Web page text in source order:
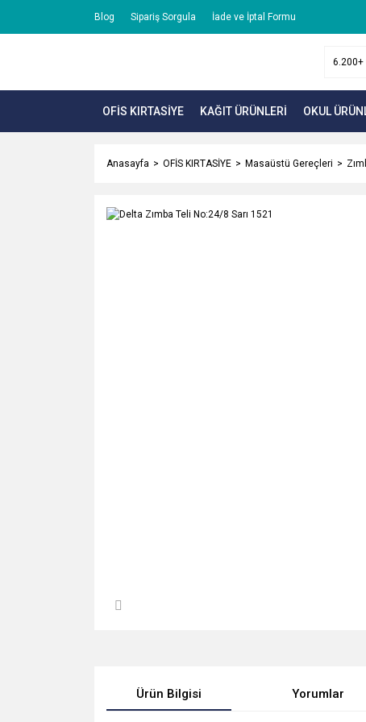
Blog Sipariş Sorgula İade ve İptal Formu
OFİS KIRTASİYE KAĞIT ÜRÜNLERİ OKUL
Anasayfa OFİS KIRTASİYE Masaüstü Gereçleri
Ürün Bilgisi Yorumlar